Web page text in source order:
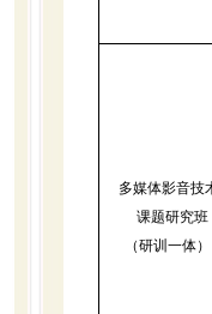
多媒体影音技
课题研究班
（研训一体）